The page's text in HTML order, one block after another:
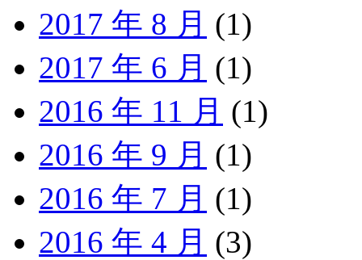
2017 年 8 月 (1)
2017 年 6 月 (1)
2016 年 11 月 (1)
2016 年 9 月 (1)
2016 年 7 月 (1)
2016 年 4 月 (3)